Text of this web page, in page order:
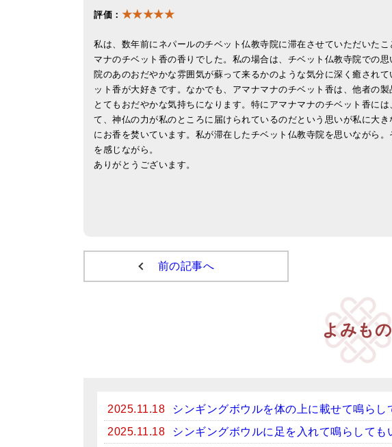
評価： ★★★★★
私は、数年前にネパールのチベット仏教寺院に滞在させていただいた
マナのチベット香の香りでした。私の場合は、チベット仏教寺院での
院のあのおだやかな雰囲気が蘇って来るかのような気分に深く癒され
ット香が大好きです。なかでも、アマナマナのチベット香は、他者の
とてもおだやかな気持ちになります。特にアマナマナのチベット香に
て、神仏の力が私のところに届けられているのだという思いが私に大
にお香を焚いています。私が滞在したチベット仏教寺院を思いながら
を感じながら。
ありがとうございます。
前の記事へ
よみもの
2025.11.18
シンギングボウルを体の上に載せて鳴らし
2025.11.18
シンギングボウルに足を入れて鳴らしても